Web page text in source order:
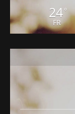
24°
FR